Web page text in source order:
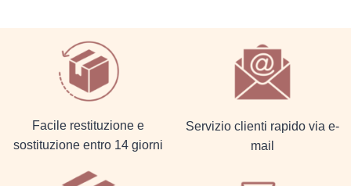
Facile restituzione e
sostituzione entro 14 giorni
Servizio clienti rapido via e-
mail